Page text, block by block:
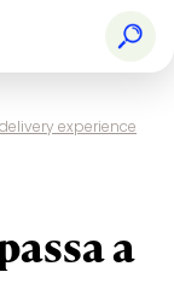
experience
a